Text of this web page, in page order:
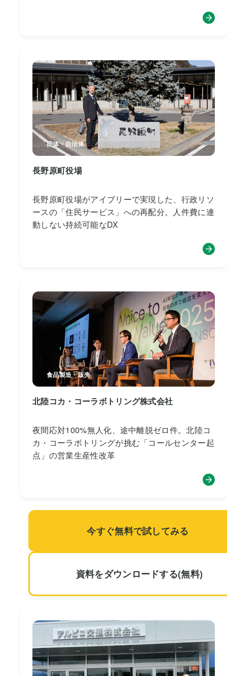
団体・自治体
長野原町役場
長野原町役場がアイブリーで実現した、行政リソ
ースの「住民サービス」への再配分。人件費に連
動しない持続可能なDX
食品製造・販売
北陸コカ・コーラボトリング株式会社
夜間応対100%無人化、途中離脱ゼロ件。北陸コ
カ・コーラボトリングが挑む「コールセンター起
点」の営業生産性改革
今すぐ無料で試してみる
資料をダウンロードする(無料)